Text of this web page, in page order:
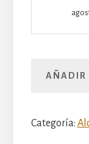
AÑADIR
Categoría: